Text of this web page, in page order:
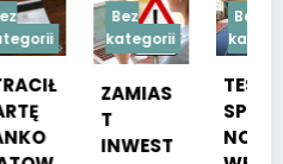
Bez
kategorii
ZAMIAS
T
INWEST
Bez
kategorii
TESTY
SPRAW
NOŚCIO